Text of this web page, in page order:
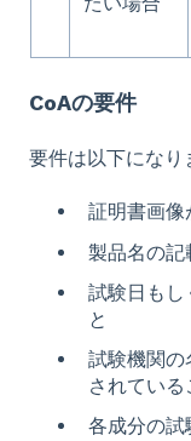
CoAの要件
要件は以下になり
証明書画像
製品名の記
試験日もし
と
試験機関の
されている
各成分の試